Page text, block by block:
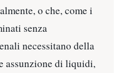
o che, come i
senza
necessitano della
assunzione di liquidi,